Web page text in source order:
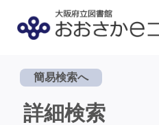
簡易検索へ
詳細検索